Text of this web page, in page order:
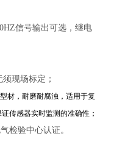
信号输出可选，继电
现场标定；
材，耐磨耐腐浊，适用于复
传感器实时监测的准确性；
检验中心认证。